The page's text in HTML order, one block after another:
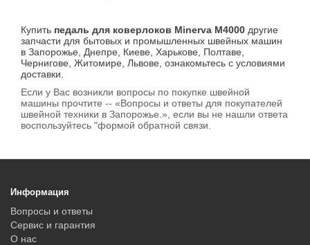
Купить педаль для коверлоков Minerva M4000 другие
запчасти для бытовых и промышленных швейных машин
в Запорожье, Днепре, Киеве, Харькове, Полтаве,
Чернигове, Житомире, Львове, ознакомьтесь с условиями
доставки.
Если у Вас возникли вопросы по покупке швейной
машины прочтите -- «Вопросы и ответы для покупателей
швейной техники в Запорожье.», если вы не нашли ответа
воспользуйтесь "формой обратной связи.
Информация
Вопросы и ответы
Сервис и гарантия
О нас